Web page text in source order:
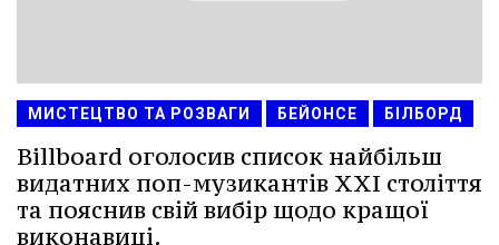
МИСТЕЦТВО ТА РОЗВАГИ БЕЙОНСЕ БІЛБОРД
Billboard оголосив список найбільш
видатних поп-музикантів XXI століття
та пояснив свій вибір щодо кращої
виконавиці.